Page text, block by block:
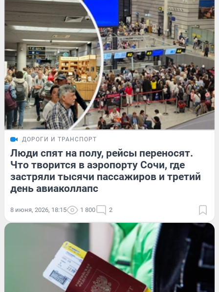
ДОРОГИ И ТРАНСПОРТ
Люди спят на полу, рейсы переносят.
Что творится в аэропорту Сочи, где
застряли тысячи пассажиров и третий
день авиаколлапс
8 июня, 2026, 18:15 1 800 2